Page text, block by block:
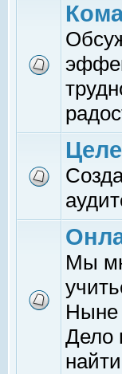
Мы
Ныне
Дело